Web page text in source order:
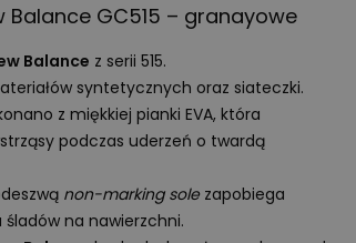
Balance GC515 – granayowe
Balance z serii 515.
syntetycznych oraz siateczki.
z miękkiej pianki EVA, która
podczas uderzeń o twardą
non-marking solezapobiega
na nawierzchni.